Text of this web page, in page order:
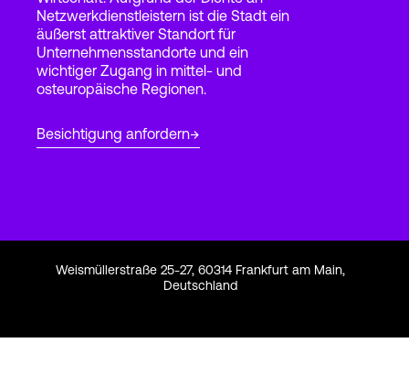
Login
Netzwerkdienstleistern ist die Stadt ein
äußerst attraktiver Standort für
Unternehmensstandorte und ein
wichtiger Zugang in mittel- und
osteuropäische Regionen.
Besichtigung anfordern
Weismüllerstraße 25-27, 60314 Frankfurt am Main,
Deutschland